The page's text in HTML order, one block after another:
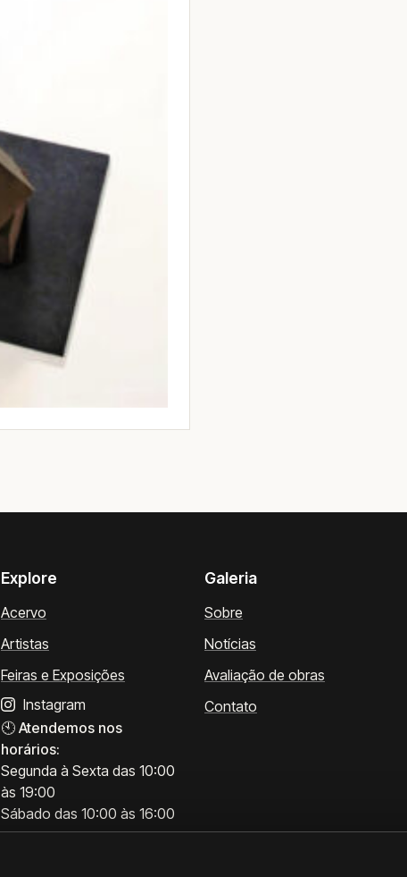
Explore
Acervo
Artistas
Feiras e Exposições
Instagram
🕙 Atendemos nos
horários:
Segunda à Sexta das 10:00
às 19:00
Sábado das 10:00 às 16:00
Galeria
Sobre
Notícias
Avaliação de obras
Contato